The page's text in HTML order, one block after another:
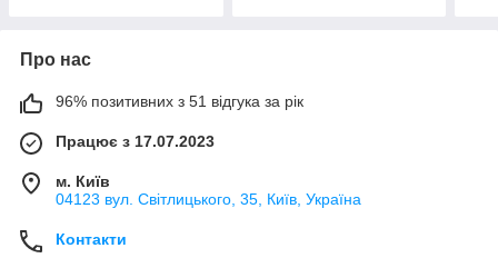
Про нас
96% позитивних з 51 відгука за рік
Працює з 17.07.2023
м. Київ
04123 вул. Світлицького, 35, Київ, Україна
Контакти